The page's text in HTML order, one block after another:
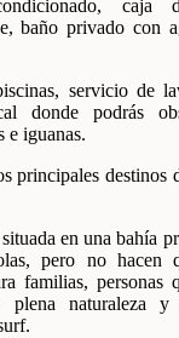
caja
baño privado con
servicio de
donde podrás
e iguanas.
principales destinos
en una bahía
pero no hacen
familias, personas
naturaleza y